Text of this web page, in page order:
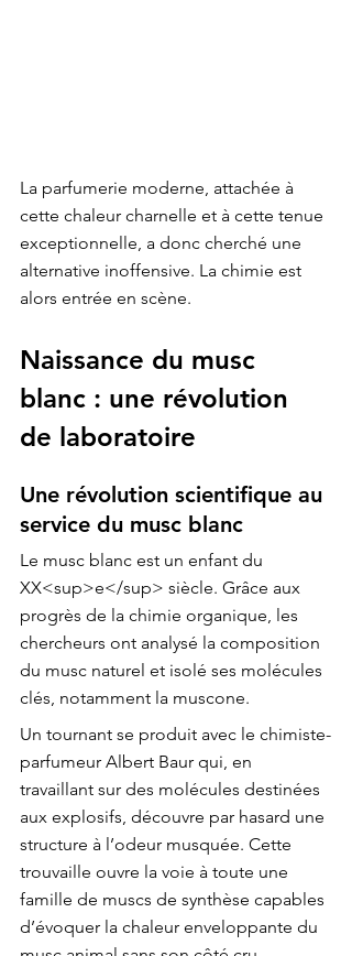
La parfumerie moderne, attachée à
cette chaleur charnelle et à cette tenue
exceptionnelle, a donc cherché une
alternative inoffensive. La chimie est
alors entrée en scène.
Naissance du musc
blanc : une révolution
de laboratoire
Une révolution scientifique au
service du musc blanc
Le musc blanc est un enfant du
XX<sup>e</sup> siècle. Grâce aux
progrès de la chimie organique, les
chercheurs ont analysé la composition
du musc naturel et isolé ses molécules
clés, notamment la muscone.
Un tournant se produit avec le chimiste-
parfumeur Albert Baur qui, en
travaillant sur des molécules destinées
aux explosifs, découvre par hasard une
structure à l’odeur musquée. Cette
trouvaille ouvre la voie à toute une
famille de muscs de synthèse capables
d’évoquer la chaleur enveloppante du